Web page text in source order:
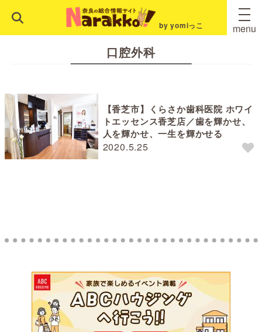
by yomiっこ menu
口腔外科
2020.5.25
【香芝市】くらさか歯科医院 ホワイ
トエッセンス香芝店／歯を輝かせ、
人を輝かせ、一生を輝かせる